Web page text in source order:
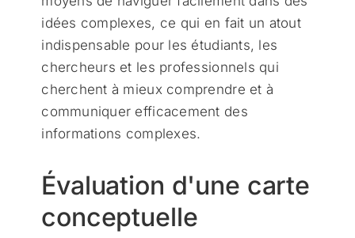
idées complexes, ce qui en fait un atout
indispensable pour les étudiants, les
chercheurs et les professionnels qui
cherchent à mieux comprendre et à
communiquer efficacement des
informations complexes.
Évaluation d'une carte
conceptuelle